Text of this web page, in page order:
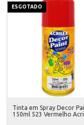
ESGOTADO
Tinta em Spray Decor
150ml 523 Vermelho